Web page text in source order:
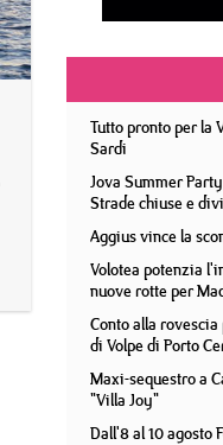
Tutto pronto per la
Sardi
Jova Summer
Strade chiuse e
Aggius vince la
Volotea potenzia
nuove rotte per
Conto alla
di Volpe di Porto
Maxi-sequestro a
"Villa Joy"
Dall'8 al 10 agosto